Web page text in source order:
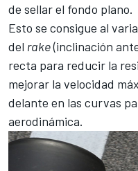
de sellar el fondo plano.
Esto se consigue al
del rake(inclinación
recta para reducir la
mejorar la velocidad
delante en las curvas
aerodinámica.